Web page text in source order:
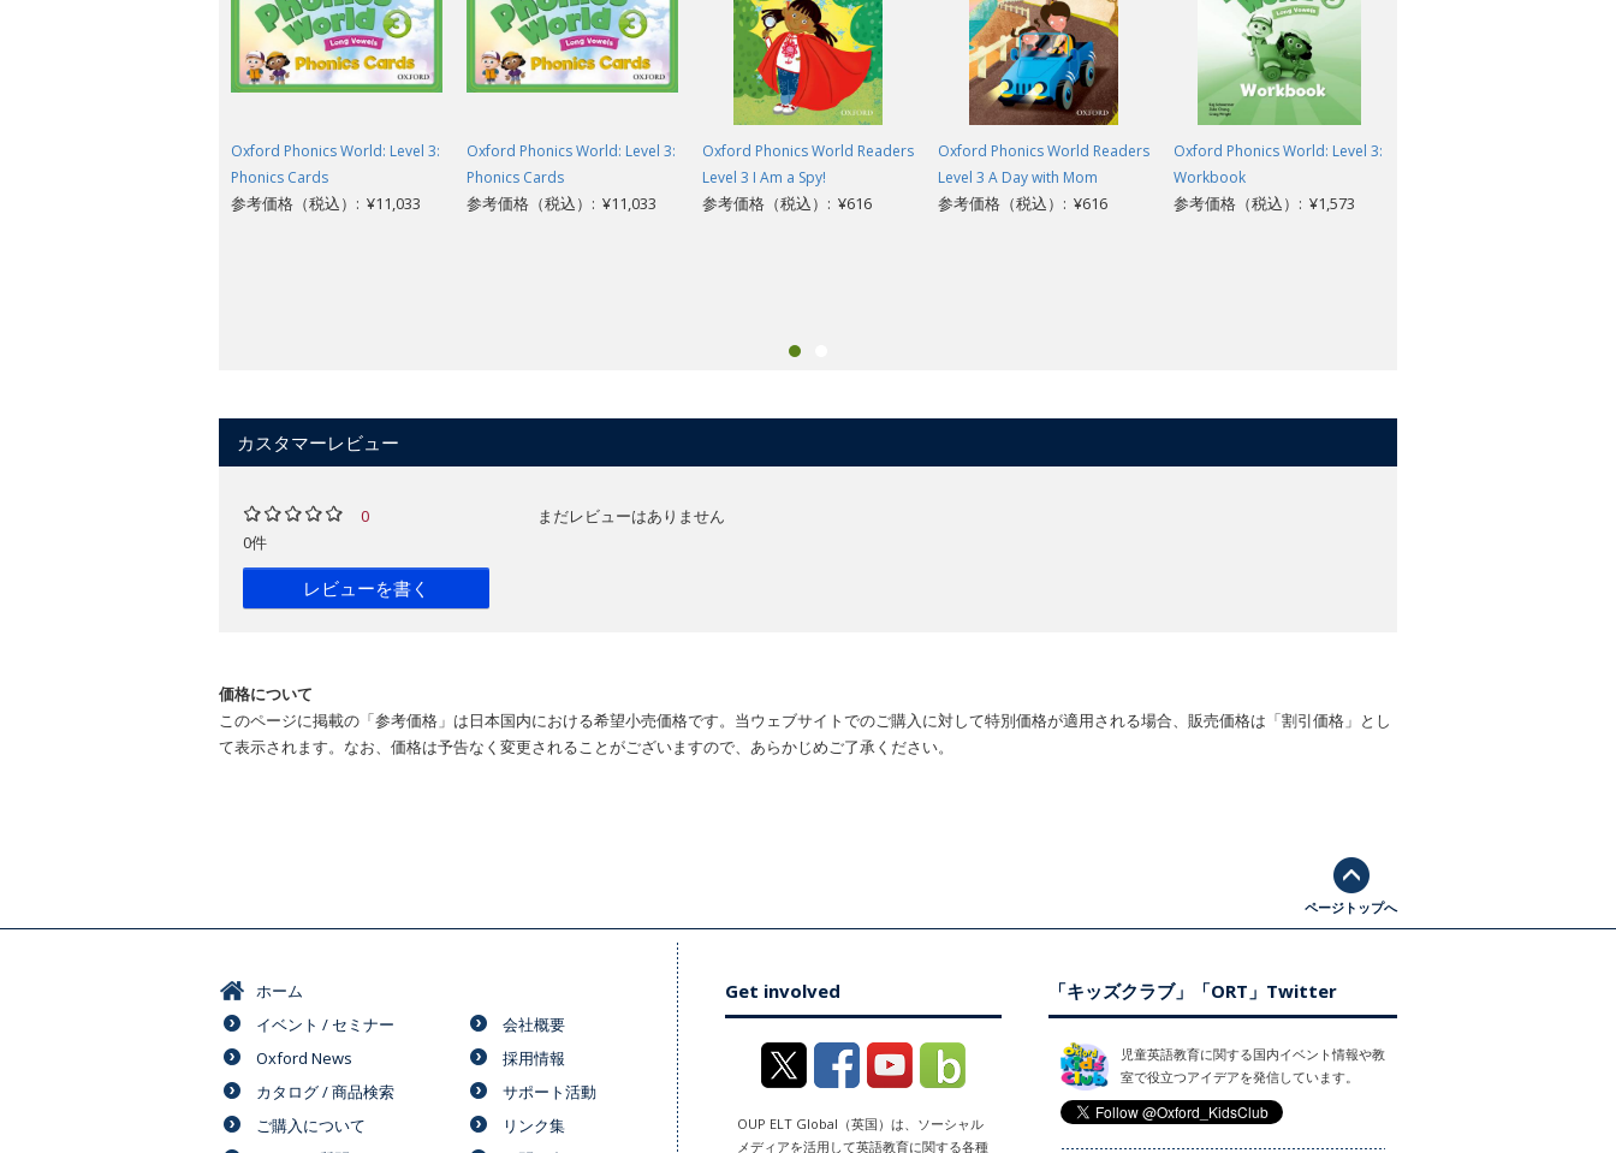
Oxford Phonics World: Level 3:
Phonics Cards
参考価格（税込）: ¥11,033
Oxford Phonics World: Level 3:
Phonics Cards
参考価格（税込）: ¥11,033
Oxford Phonics World Readers
Level 3 I Am a Spy!
参考価格（税込）: ¥616
Oxford Phonics World Readers
Level 3 A Day with Mom
参考価格（税込）: ¥616
Oxford Phonics World: Level 3:
Workbook
参考価格（税込）: ¥1,573
カスタマーレビュー
0
0件
レビューを書く
まだレビューはありません
価格について
このページに掲載の「参考価格」は日本国内における希望小売価格です。当ウェブサイトでのご購入に対して特別価格が適用される場合、販売価格は「割引価格」とし
て表示されます。なお、価格は予告なく変更されることがございますので、あらかじめご了承ください。
ページトップへ
ホーム
イベント / セミナー
Oxford News
カタログ / 商品検索
ご購入について
会社概要
採用情報
サポート活動
リンク集
Get involved
OUP ELT Global（英国）は、ソーシャル
メディアを活用して英語教育に関する各種
「キッズクラブ」「ORT」Twitter
児童英語教育に関する国内イベント情報や教
室で役立つアイデアを発信しています。